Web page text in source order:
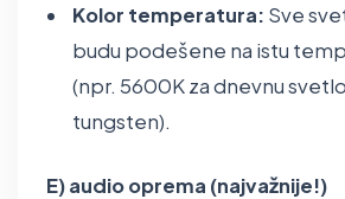
Kolor temperatura: Sve
budu podešene na istu
(npr. 5600K za dnevnu
tungsten).
E) audio oprema (najvažnije!)